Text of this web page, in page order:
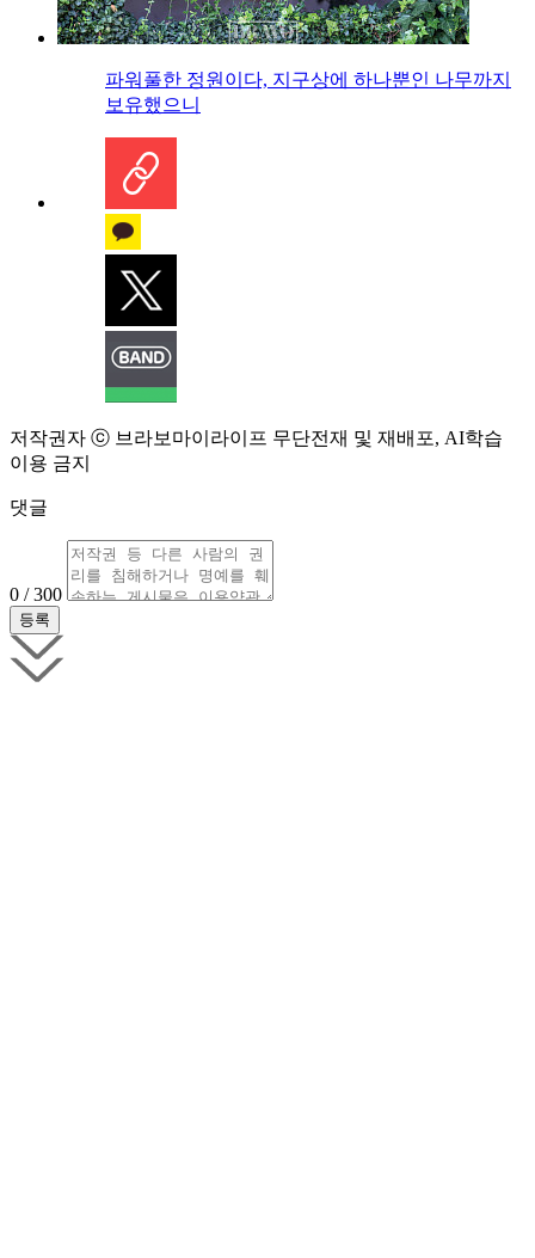
파워풀한 정원이다, 지구상에 하나뿐인 나무까지
보유했으니
저작권자 ⓒ 브라보마이라이프 무단전재 및 재배포, AI학습
이용 금지
댓글
0 / 300